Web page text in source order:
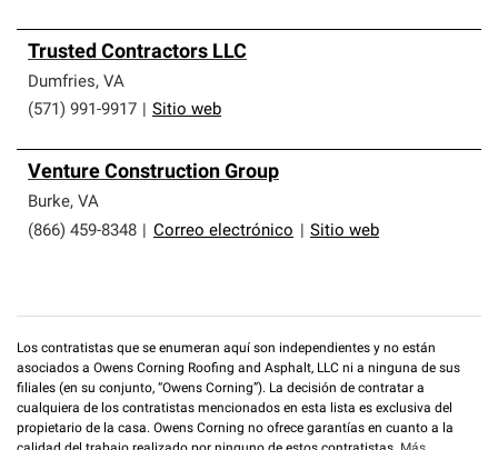
Trusted Contractors LLC
Dumfries, VA
(571) 991-9917
Sitio web
Venture Construction Group
Burke, VA
(866) 459-8348
Correo electrónico Sitio web
Los contratistas que se enumeran aquí son independientes y no están
asociados a Owens Corning Roofing and Asphalt, LLC ni a ninguna de sus
filiales (en su conjunto, “Owens Corning”). La decisión de contratar a
cualquiera de los contratistas mencionados en esta lista es exclusiva del
propietario de la casa. Owens Corning no ofrece garantías en cuanto a la